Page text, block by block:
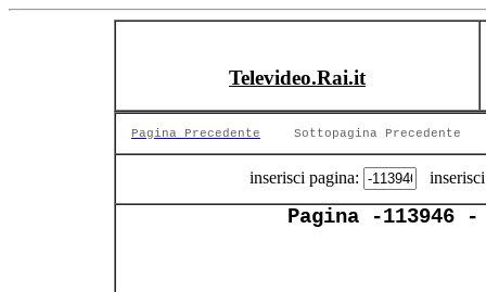
Televideo.Rai.it
Pagina Precedente Sottopagina Precedente
inserisci pagina:
Pagina -113946